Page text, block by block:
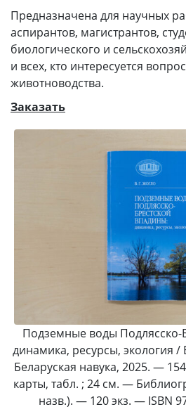
Предназначена для научных
аспирантов, магистрантов,
биологического и
и всех, кто интересуется
животноводства.
Заказать
Подземные воды Подлясско-
динамика, ресурсы, экология
Беларуская навука, 2025. —
карты, табл. ; 24 см. —
назв.). — 120 экз. — ISBN